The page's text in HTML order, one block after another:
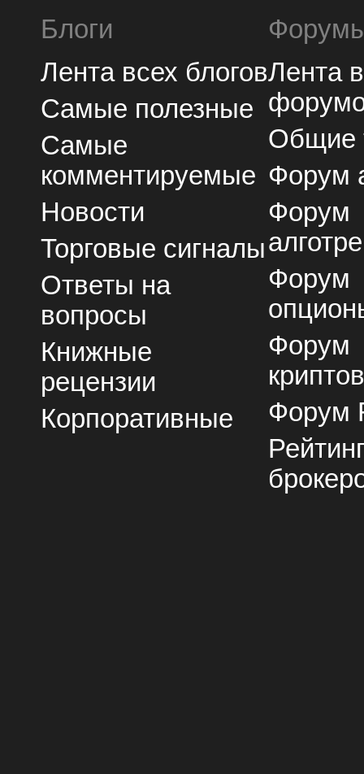
Блоги
Лента всех блогов
Самые полезные
Самые
комментируемые
Новости
Торговые сигналы
Ответы на
вопросы
Книжные
рецензии
Корпоративные
Лента
Общие
Форум
Форум
Форум
Форум
Форум